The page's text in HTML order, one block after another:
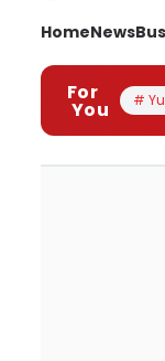
HomeNews
For
You #